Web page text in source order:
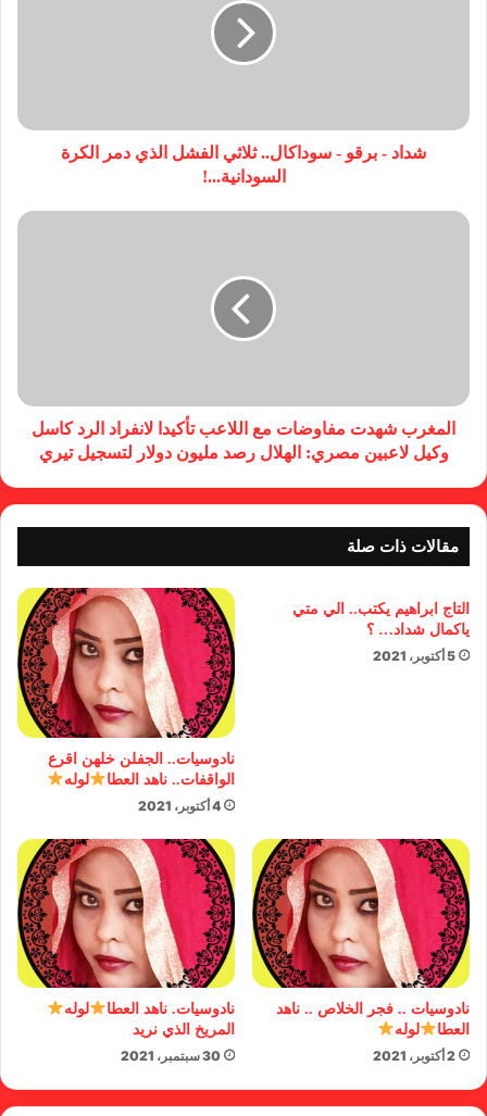
شداد - برقو - سوداكال.. ثلاثي الفشل الذي دمر الكرة
السودانية...!
المغرب شهدت مفاوضات مع اللاعب تأكيدا لانفراد الرد كاسل
وكيل لاعبين مصري: الهلال رصد مليون دولار لتسجيل تيري
مقالات ذات صلة
التاج ابراهيم يكتب.. الي متي
ياكمال شداد… ؟
5 أكتوبر، 2021
نادوسيات.. الجفلن خلهن اقرع
الواقفات.. ناهد العطا
لوله
4 أكتوبر، 2021
نادوسيات .. فجر الخلاص .. ناهد
العطا
لوله
2 أكتوبر، 2021
نادوسيات. ناهد العطا
لوله
المريخ الذي نريد
30 سبتمبر، 2021